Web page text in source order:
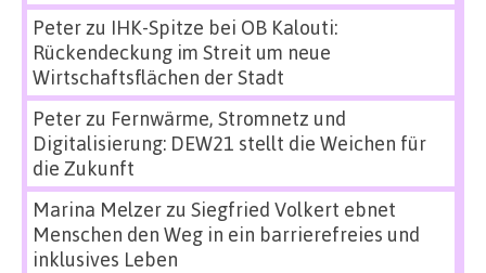
Peterzu IHK-Spitze bei OB Kalouti:
Rückendeckung im Streit um neue
Wirtschaftsflächen der Stadt
Peterzu Fernwärme, Stromnetz und
Digitalisierung: DEW21 stellt die Weichen für
die Zukunft
Marina Melzerzu Siegfried Volkert ebnet
Menschen den Weg in ein barrierefreies und
inklusives Leben